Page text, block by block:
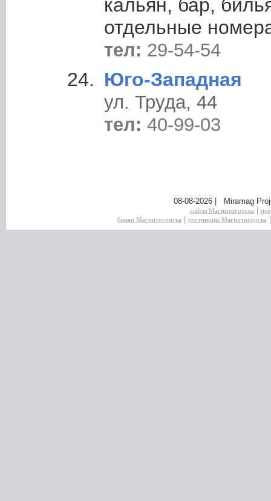
кальян, бар,
отдельные
тел: 29-54-54
Юго-Западная
ул. Труда, 44
тел: 40-99-03
08-08-2026 | Miramag
сайты Магнитогорска
банки Магнитогорска
гостиницы Магнитогорска